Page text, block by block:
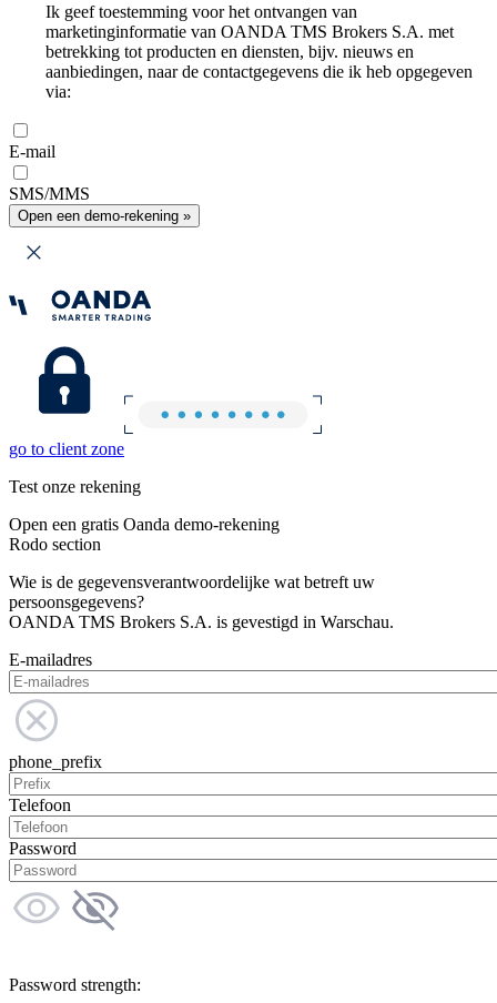
Ik geef toestemming voor het ontvangen van
marketinginformatie van OANDA TMS Brokers S.A. met
betrekking tot producten en diensten, bijv. nieuws en
aanbiedingen, naar de contactgegevens die ik heb opgegeven
via:
E-mail
SMS/MMS
Open een demo-rekening »
go to client zone
Test onze rekening
Open een gratis Oanda demo-rekening
Rodo section
Wie is de gegevensverantwoordelijke wat betreft uw
persoonsgegevens?
OANDA TMS Brokers S.A. is gevestigd in Warschau.
E-mailadres
phone_prefix
Telefoon
Password
Password strength: